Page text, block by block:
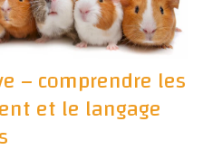
– comprendre les
et le langage